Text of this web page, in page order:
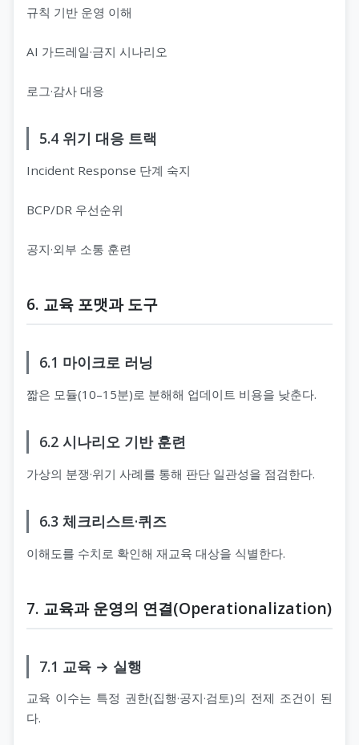
규칙 기반 운영 이해
AI 가드레일·금지 시나리오
로그·감사 대응
5.4 위기 대응 트랙
Incident Response 단계 숙지
BCP/DR 우선순위
공지·외부 소통 훈련
6. 교육 포맷과 도구
6.1 마이크로 러닝
짧은 모듈(10–15분)로 분해해 업데이트 비용을 낮춘다.
6.2 시나리오 기반 훈련
가상의 분쟁·위기 사례를 통해 판단 일관성을 점검한다.
6.3 체크리스트·퀴즈
이해도를 수치로 확인해 재교육 대상을 식별한다.
7. 교육과 운영의 연결(Operationalization)
7.1 교육 → 실행
교육 이수는 특정 권한(집행·공지·검토)의 전제 조건이 된
다.